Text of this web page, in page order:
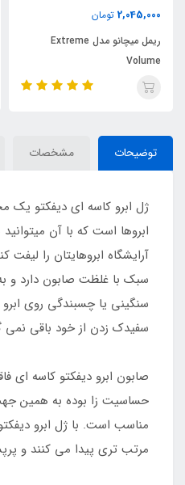
2,045,000 تومان
ریمل میچانو مدل Extreme
Volume
توضیحات مشخصات
ژل ابرو کاسه ای دیفکتو یک
ابروها است که با آن
آرایشگاه ابروهایتان را
سبک با غلظت صابون دارد
سنگینی یا چسبندگی روی
سفیدک زدن از خود باقی نمی
صابون ابرو دیفکتو کاسه ای
حساسیت زا بوده به همین جهت
مناسب است. با ژل ابرو
مرتب تری پیدا می کنند و